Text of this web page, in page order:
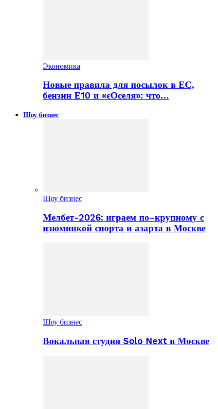
Экономика
Новые правила для посылок в ЕС,
бензин Е10 и «єОселя»: что…
Шоу бизнес
Шоу бизнес
Мелбет-2026: играем по-крупному с
изюминкой спорта и азарта в Москве
Шоу бизнес
Вокальная студия Solo Next в Москве